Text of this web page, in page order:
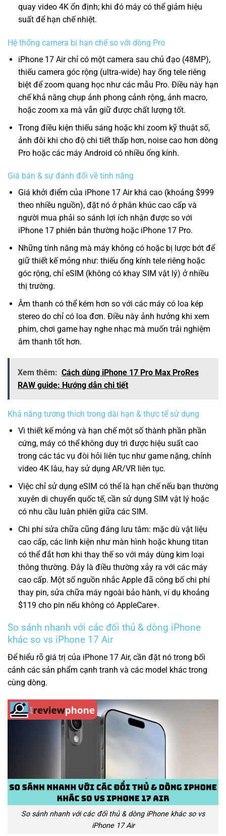
quay video 4K ổn định; khi đó máy có thể giảm hiệu
suất để hạn chế nhiệt.
Hệ thống camera bị hạn chế so với dòng Pro
iPhone 17 Air chỉ có một camera sau chủ đạo (48MP),
thiếu camera góc rộng (ultra‑wide) hay ống tele riêng
biệt để zoom quang học như các mẫu Pro. Điều này hạn
chế khả năng chụp ảnh phong cảnh rộng, ảnh macro,
hoặc zoom xa mà vẫn giữ được chất lượng tốt.
Trong điều kiện thiếu sáng hoặc khi zoom kỹ thuật số,
ảnh đôi khi cho độ chi tiết thấp hơn, noise cao hơn dòng
Pro hoặc các máy Android có nhiều ống kính.
Giá bán & sự đánh đổi về tính năng
Giá khởi điểm của iPhone 17 Air khá cao (khoảng $999
theo nhiều nguồn), đặt nó ở phân khúc cao cấp và
người mua phải so sánh lợi ích nhận được so với
iPhone 17 phiên bản thường hoặc iPhone 17 Pro.
Những tính năng mà máy không có hoặc bị lược bớt để
giữ thiết kế mỏng như: thiếu ống kính tele riêng hoặc
góc rộng, chỉ eSIM (không có khay SIM vật lý) ở nhiều
thị trường.
Âm thanh có thể kém hơn so với các máy có loa kép
stereo do chỉ có loa đơn. Điều này ảnh hưởng khi xem
phim, chơi game hay nghe nhạc mà muốn trải nghiệm
âm thanh tốt hơn.
Xem thêm: Cách dùng iPhone 17 Pro Max ProRes
RAW guide: Hướng dẫn chi tiết
Khả năng tương thích trong dài hạn & thực tế sử dụng
Vì thiết kế mỏng và hạn chế một số thành phần phần
cứng, máy có thể không duy trì được hiệu suất cao
trong các tác vụ đòi hỏi liên tục như game nặng, chỉnh
video 4K lâu, hay sử dụng AR/VR liên tục.
Việc chỉ sử dụng eSIM có thể là hạn chế nếu bạn thường
xuyên di chuyển quốc tế, cần sử dụng SIM vật lý hoặc
có nhu cầu luân phiên giữa các SIM.
Chi phí sửa chữa cũng đáng lưu tâm: mặc dù vật liệu
cao cấp, các linh kiện như màn hình hoặc khung titan
có thể đắt hơn khi thay thế so với máy dùng kim loại
thông thường. Đây là điều thường xảy ra với các máy
cao cấp. Một số nguồn nhắc Apple đã công bố chi phí
thay pin, sửa chữa máy ngoài bảo hành, ví dụ khoảng
$119 cho pin nếu không có AppleCare+.
So sánh nhanh với các đối thủ & dòng iPhone
khác so vs iPhone 17 Air
Để hiểu rõ giá trị của iPhone 17 Air, cần đặt nó trong bối
cảnh các sản phẩm cạnh tranh và các model khác trong
cùng dòng.
So sánh nhanh với các đối thủ & dòng iPhone khác so vs
iPhone 17 Air